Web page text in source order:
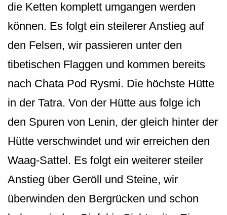
die Ketten komplett umgangen werden
können. Es folgt ein steilerer Anstieg auf
den Felsen, wir passieren unter den
tibetischen Flaggen und kommen bereits
nach Chata Pod Rysmi. Die höchste Hütte
in der Tatra. Von der Hütte aus folge ich
den Spuren von Lenin, der gleich hinter der
Hütte verschwindet und wir erreichen den
Waag-Sattel. Es folgt ein weiterer steiler
Anstieg über Geröll und Steine, wir
überwinden den Bergrücken und schon